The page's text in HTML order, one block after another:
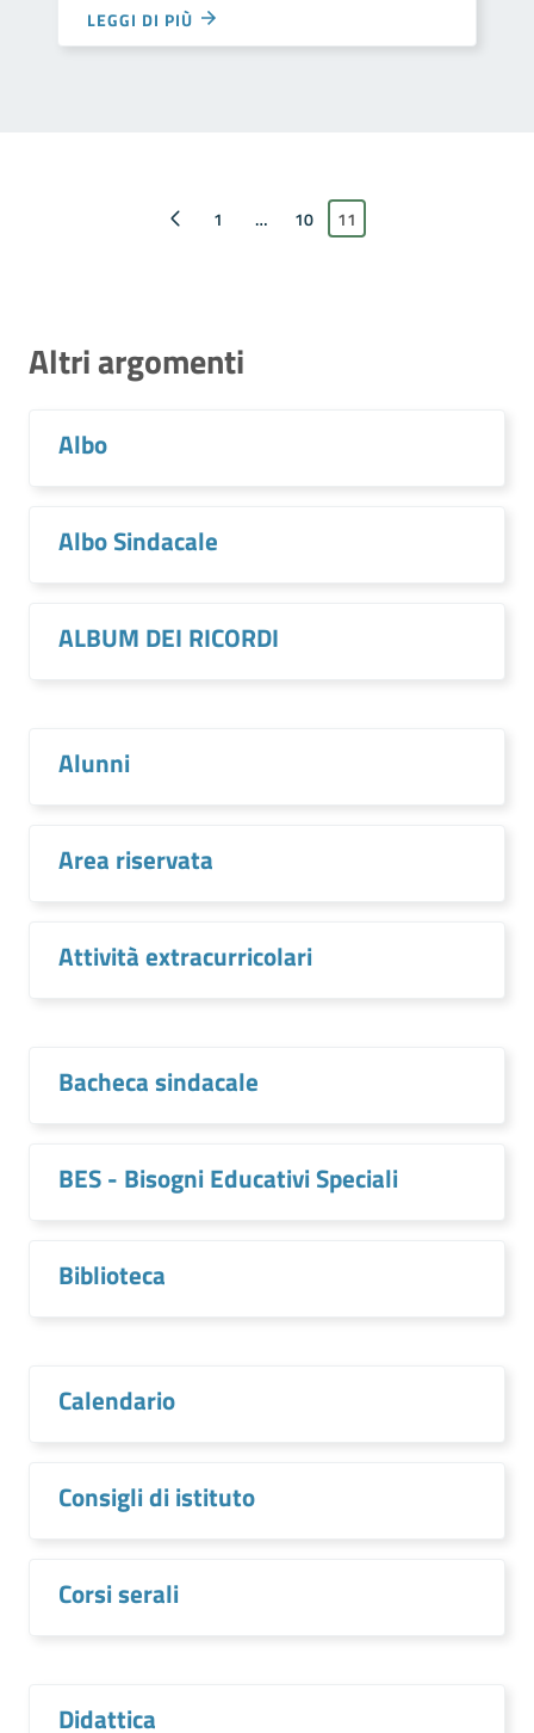
LEGGI DI PIÙ
Pagina precedente
1 … 10 11
Altri argomenti
Albo
Albo Sindacale
ALBUM DEI RICORDI
Alunni
Area riservata
Attività extracurricolari
Bacheca sindacale
BES - Bisogni Educativi Speciali
Biblioteca
Calendario
Consigli di istituto
Corsi serali
Didattica